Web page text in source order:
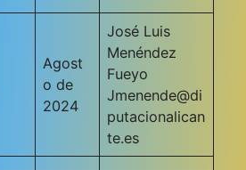
Agost
o de
2024
José Luis
Menéndez
Fueyo
Jmenende@di
putacionalican
te.es